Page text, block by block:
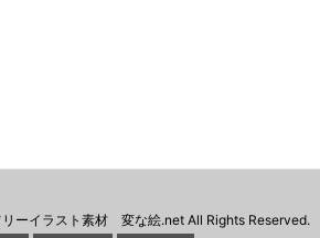
リーイラスト素材 変な絵.netAll Rights Reserved.